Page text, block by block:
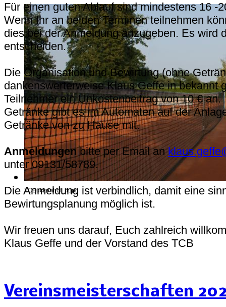
TCBuckenhof_4.jpg
Für einen guten Ablauf sind mindestens 16 -
Wenn Ihr an beiden Terminen teilnehmen
dies bei der Anmeldung anzugeben. Es wird
entscheiden.
Die Organisation und Bewirtung (ohne
dankenswerterweise Klaus Geffe in bekannt
Teilnehmer ein Unkostenbeitrag von 10 € an.
Getränke gibt es im Automaten auf der
Getränke von zu Hause mit.
Anmeldungenbitte per Email an
unter 09131/58789.
Die Anmeldung ist verbindlich, damit eine
Bewirtungsplanung möglich ist.
Wir freuen uns darauf, Euch zahlreich
Klaus Geffe und der Vorstand des TCB
Vereinsmeisterschaften